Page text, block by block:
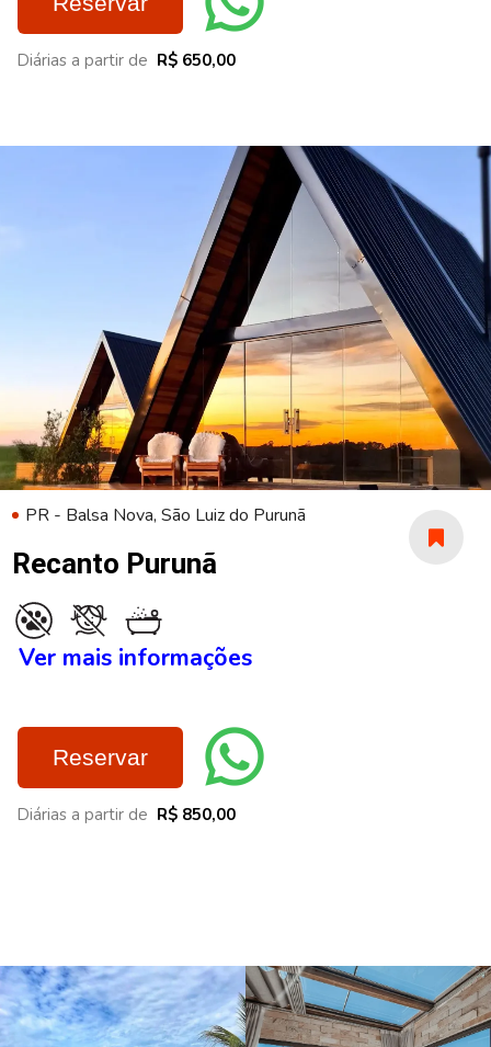
Diárias a partir de R$ 650,00
PR - Balsa Nova, São Luiz do Purunã
Recanto Purunã
Ver mais informações
Reservar
Diárias a partir de R$ 850,00